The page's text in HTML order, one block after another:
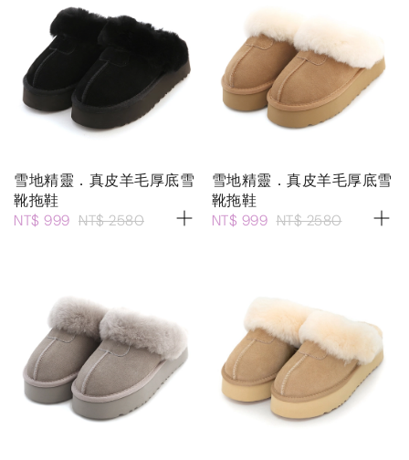
雪地精靈．真皮羊毛厚底雪
靴拖鞋
NT$ 999 NT$ 2580
雪地精靈．真皮羊毛厚底雪
靴拖鞋
NT$ 999 NT$ 2580